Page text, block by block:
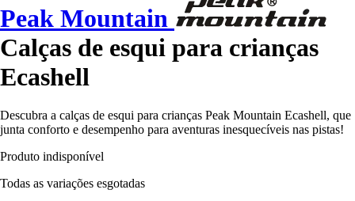
Peak Mountain
Calças de esqui para crianças
Ecashell
Descubra a calças de esqui para crianças Peak Mountain Ecashell, que
junta conforto e desempenho para aventuras inesquecíveis nas pistas!
Produto indisponível
Todas as variações esgotadas